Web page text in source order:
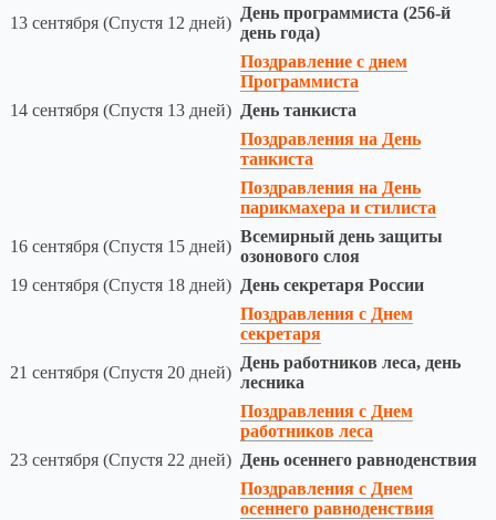
13 сентября (Спустя 12 дней)
День программиста (256-й
день года)
Поздравление с днем
Программиста
14 сентября (Спустя 13 дней) День танкиста
Поздравления на День
танкиста
Поздравления на День
парикмахера и стилиста
16 сентября (Спустя 15 дней)
Всемирный день защиты
озонового слоя
19 сентября (Спустя 18 дней) День секретаря России
Поздравления с Днем
секретаря
21 сентября (Спустя 20 дней)
День работников леса, день
лесника
Поздравления с Днем
работников леса
23 сентября (Спустя 22 дней) День осеннего равноденствия
Поздравления с Днем
осеннего равноденствия